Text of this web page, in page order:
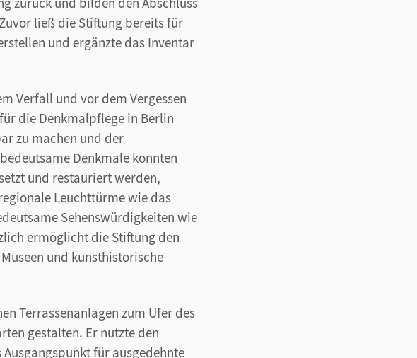
ließ die Stiftung bereits für
und ergänzte das Inventar
Verfall und vor dem Vergessen
die Denkmalpflege in Berlin
zu machen und der
Denkmale konnten
und restauriert werden,
Leuchttürme wie das
Sehenswürdigkeiten wie
ermöglicht die Stiftung den
und kunsthistorische
Terrassenanlagen zum Ufer des
gestalten. Er nutzte den
für ausgedehnte